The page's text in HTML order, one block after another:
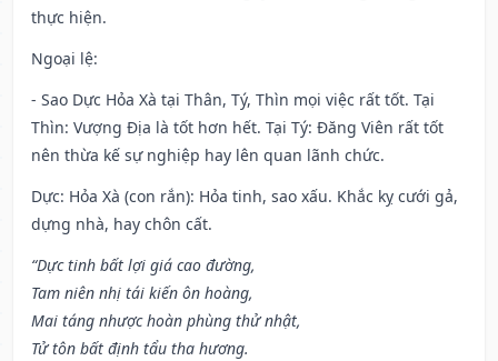
thực hiện.
Ngoại lệ:
- Sao Dực Hỏa Xà tại Thân, Tý, Thìn mọi việc rất tốt. Tại
Thìn: Vượng Địa là tốt hơn hết. Tại Tý: Đăng Viên rất tốt
nên thừa kế sự nghiệp hay lên quan lãnh chức.
Dực: Hỏa Xà (con rắn): Hỏa tinh, sao xấu. Khắc kỵ cưới gả,
dựng nhà, hay chôn cất.
“Dực tinh bất lợi giá cao đường,
Tam niên nhị tái kiến ôn hoàng,
Mai táng nhược hoàn phùng thử nhật,
Tử tôn bất định tẩu tha hương.